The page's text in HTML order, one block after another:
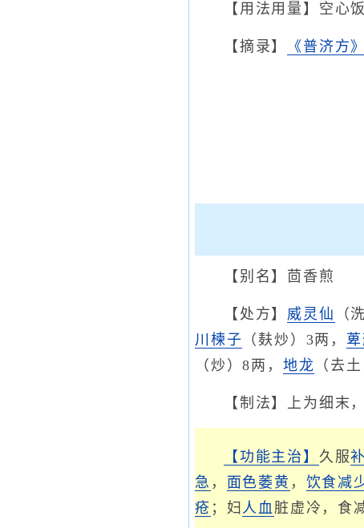
【用法用量】空心
【摘录】 《普济方
【别名】茴香煎
【处方】 威灵仙 （
川楝子 （麸炒）3两，
（炒）8两， 地龙 （去
【制法】上为细末
【功能主治】 久服
急 ， 面色萎黄 ， 饮食减
疮 ；妇 人血脏虚冷，食